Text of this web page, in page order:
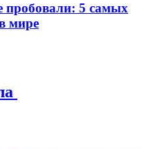
пробовали: 5 самых
мире